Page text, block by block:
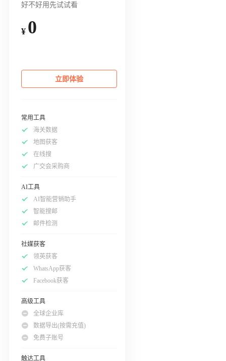
好不好用先试试看
¥ 0
立即体验
常用工具
海关数据
地图获客
在线搜
广交会采购商
AI工具
AI智能营销助手
智能搜邮
邮件检测
社媒获客
领英获客
WhatsApp获客
Facebook获客
高级工具
全球企业库
数据导出(按需充值)
免费子账号
触达工具